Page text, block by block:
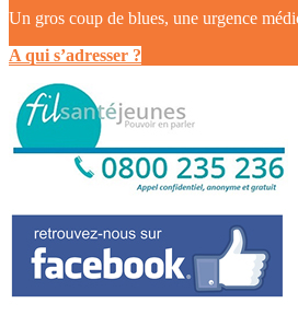
Un gros coup de blues, une urgence
A qui s’adresser ?